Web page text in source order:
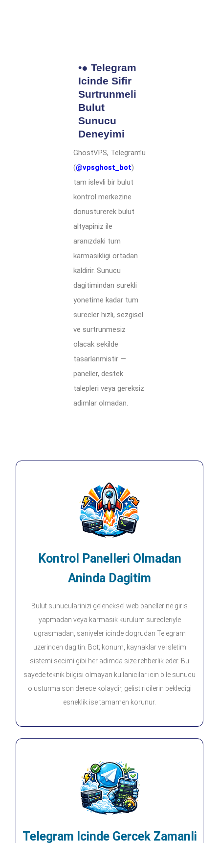
•● Telegram
Icinde Sifir
Surtrunmeli
Bulut
Sunucu
Deneyimi
GhostVPS, Telegram’u
(@vpsghost_bot)
tam islevli bir bulut
kontrol merkezine
donusturerek bulut
altyapiniz ile
aranızdaki tum
karmasikligi ortadan
kaldirir. Sunucu
dagitimindan surekli
yonetime kadar tum
surecler hizli, sezgisel
ve surtrunmesiz
olacak sekilde
tasarlanmistir —
paneller, destek
talepleri veya gereksiz
adimlar olmadan.
Kontrol Panelleri Olmadan
Aninda Dagitim
Bulut sunucularinizi geleneksel web panellerine giris
yapmadan veya karmasik kurulum surecleriyle
ugrasmadan, saniyeler icinde dogrudan Telegram
uzerinden dagitin. Bot; konum, kaynaklar ve isletim
sistemi secimi gibi her adimda size rehberlik eder. Bu
sayede teknik bilgisi olmayan kullanicilar icin bile sunucu
olusturma son derece kolaydir, gelistiricilerin bekledigi
esneklik ise tamamen korunur.
Telegram Icinde Gercek Zamanli